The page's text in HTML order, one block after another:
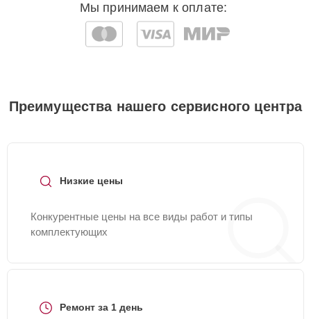
Мы принимаем к оплате:
Преимущества нашего сервисного центра
Низкие цены
Конкурентные цены на все виды работ и типы
комплектующих
Ремонт за 1 день